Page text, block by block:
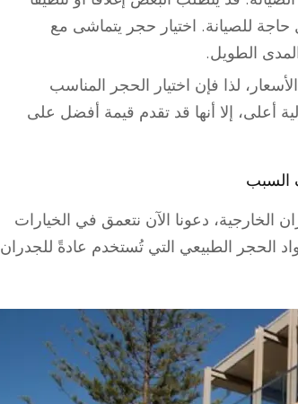
للصيانة. اختيار حجر يتماشى مع
الطويل.
لذا فإن اختيار الحجر المناسب
أعلى، إلا أنها قد تقدم قيمة أفضل على
السبب
الخارجية، دعونا الآن نتعمق في الخيارات
الحجر الطبيعي التي تُستخدم عادةً للجدران